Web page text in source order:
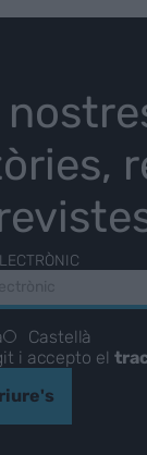
Castellà
i accepto el